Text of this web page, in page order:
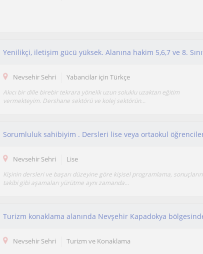
Nevsehir Sehri Yabancilar için Türkçe
Akıcı bir dille birebir tekrara yönelik uzun soluklu uzaktan eğitim
vermekteyim. Dershane sektörü ve kolej sektörün...
Nevsehir Sehri Lise
Kişinin dersleri ve başarı düzeyine göre kişisel programlama, sonuçların
takibi gibi aşamaları yürütme aynı zamanda...
Nevsehir Sehri Turizm ve Konaklama